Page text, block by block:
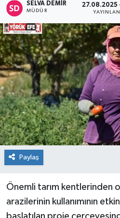
SELVA DEMIR
MÜDÜR
27.08.2025
Paylaş
Önemli tarım kentlerinden
arazilerinin kullanımının